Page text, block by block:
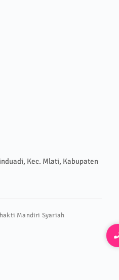
Kec. Mlati, Kabupaten
Mandiri Syariah